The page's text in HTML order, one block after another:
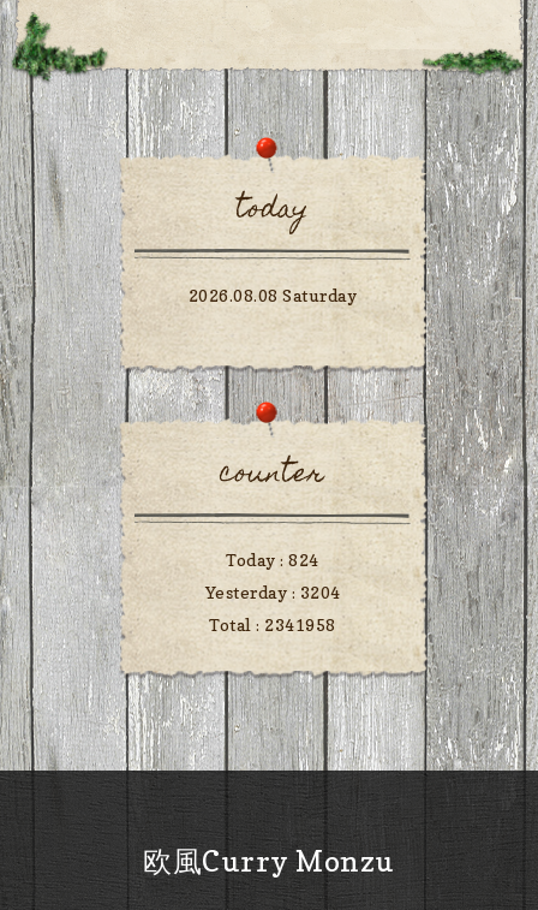
today
2026.08.08 Saturday
counter
Today :824
Yesterday : 3204
Total : 2341958
欧風Curry Monzu